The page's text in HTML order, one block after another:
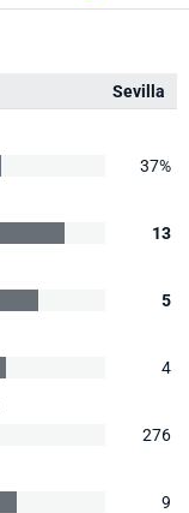
Sevilla
37%
13
5
4
276
9